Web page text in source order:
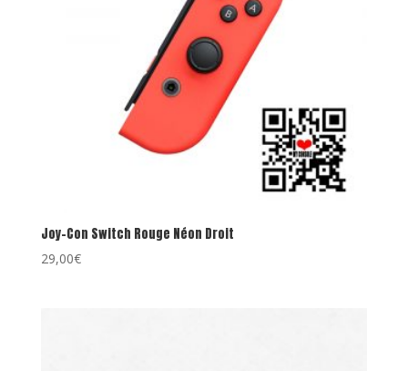
Joy-Con Switch Rouge Néon Droit
29,00€